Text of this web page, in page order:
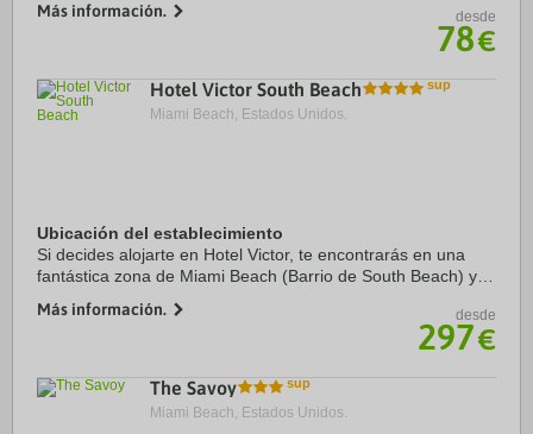
este hotel de playa se encuentra a 2,3 km de ...
Más información. desde
78€
Hotel Victor South Beach
Miami Beach, Estados Unidos.
Ubicación del establecimiento
Si decides alojarte en Hotel Victor, te encontrarás en una
fantástica zona de Miami Beach (Barrio de South Beach) y
Ocean Drive. Además, este hotel ...
Más información. desde
297€
The Savoy
Miami Beach, Estados Unidos.